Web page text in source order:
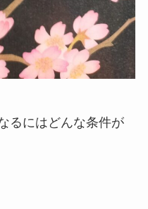
るにはどんな条件が